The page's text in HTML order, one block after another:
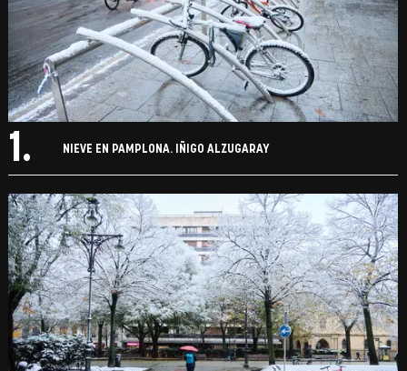
1. NIEVE EN PAMPLONA. IÑIGO ALZUGARAY